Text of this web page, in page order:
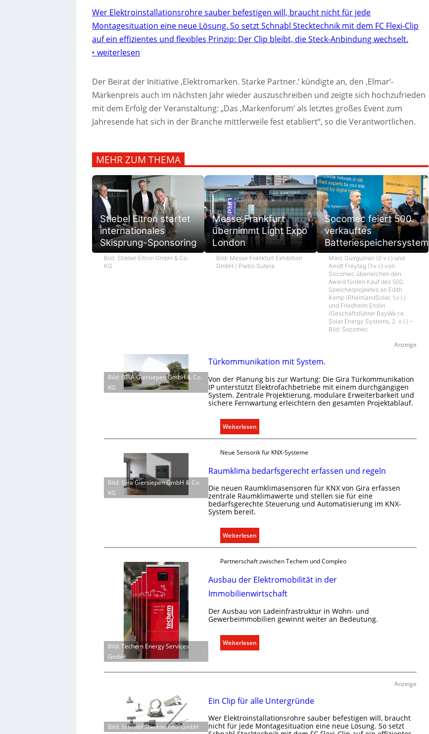
Wer Elektroinstallationsrohre sauber befestigen will, braucht nicht für jede
Montagesituation eine neue Lösung. So setzt Schnabl Stecktechnik mit dem FC Flexi-Clip
auf ein effizientes und flexibles Prinzip: Der Clip bleibt, die Steck-Anbindung wechselt.
‣ weiterlesen
Der Beirat der Initiative ‚Elektromarken. Starke Partner.‘ kündigte an, den ‚Elmar‘-
Markenpreis auch im nächsten Jahr wieder auszuschreiben und zeigte sich hochzufrieden
mit dem Erfolg der Veranstaltung: „Das ‚Markenforum‘ als letztes großes Event zum
Jahresende hat sich in der Branche mittlerweile fest etabliert“, so die Verantwortlichen.
MEHR ZUM THEMA
Stiebel Eltron startet
internationales
Skisprung-Sponsoring
Bild: Stiebel Eltron GmbH & Co.
KG
Messe Frankfurt
übernimmt Light Expo
London
Bild: Messe Frankfurt Exhibition
GmbH / Pietro Sutera
Socomec feiert 500.
verkauftes
Batteriespeichersystem
Marc Guirguirian (2.v.r.) und
Arndt Freytag (1.v.r.) von
Socomec überreichen den
Award fürden Kauf des 500.
Speicherprojektes an Edith
Kemp (RheinlandSolar, 1.v.l.)
und Friedhelm Enslin
(Geschäftsführer BayWa r.e.
Solar Energy Systems, 2. v.l.) –
Bild: Socomec
Anzeige
Bild: GIRA Giersiepen GmbH & Co.
KG
Türkommunikation mit System.
Von der Planung bis zur Wartung: Die Gira Türkommunikation
IP unterstützt Elektrofachbetriebe mit einem durchgängigen
System. Zentrale Projektierung, modulare Erweiterbarkeit und
sichere Fernwartung erleichtern den gesamten Projektablauf.
Weiterlesen:
T
r
k
m
m
u
i
k
a
t
o
n
i
t
S
y
e
.
Bild: Gira Giersiepen GmbH & Co.
KG
Neue Sensorik für KNX-Systeme
Raumklima bedarfsgerecht erfassen und regeln
Die neuen Raumklimasensoren für KNX von Gira erfassen
zentrale Raumklimawerte und stellen sie für eine
bedarfsgerechte Steuerung und Automatisierung im KNX-
System bereit.
Weiterlesen:
R
u
m
l
m
e
a
e
Bild: Techem Energy Services
GmbH
Partnerschaft zwischen Techem und Compleo
Ausbau der Elektromobilität in der
Immobilienwirtschaft
Der Ausbau von Ladeinfrastruktur in Wohn- und
Gewerbeimmobilien gewinnt weiter an Bedeutung.
Weiterlesen:
A
s
u
d
e
Anzeige
Bild: Schnabl Stecktechnik GmbH
Ein Clip für alle Untergründe
Wer Elektroinstallationsrohre sauber befestigen will, braucht
nicht für jede Montagesituation eine neue Lösung. So setzt